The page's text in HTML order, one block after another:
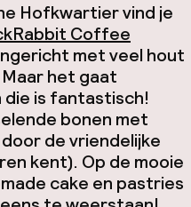
Hofkwartier vind je
Coffee
met veel hout
het gaat
die is fantastisch!
bonen met
de vriendelijke
kent). Op de mooie
cake en pastries